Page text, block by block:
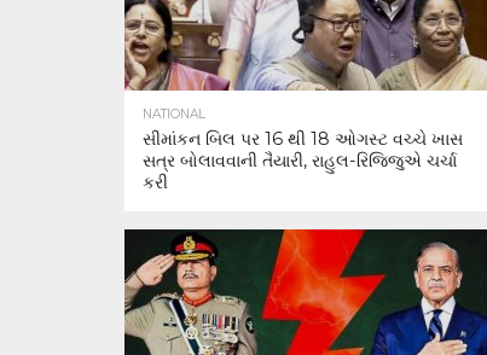
NATIONAL
સીમાંકન બિલ પર 16 થી 18 ઓગસ્ટ વચ્ચે ખાસ
સત્ર બોલાવવાની તૈયારી, રાહુલ-રિજિજુએ ચર્ચા
કરી